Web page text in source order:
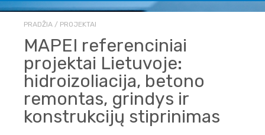
PRADŽIA PROJEKTAI
MAPEI referenciniai
projektai Lietuvoje:
hidroizoliacija, betono
remontas, grindys ir
konstrukcijų stiprinimas